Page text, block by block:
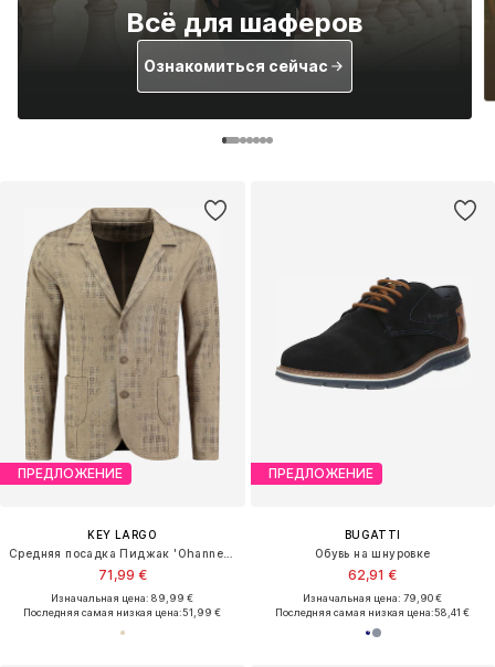
ПРЕДЛОЖЕНИЕ
KEY LARGO
71,99 €
Изначальная цена: 89,99 €
Последняя самая низкая цена:51,99 €
ПРЕДЛОЖЕНИЕ
BUGATTI
Обувь на шнуровке
62,91 €
Изначальная цена: 79,90 €
Последняя самая низкая цена:58,41 €
Всё для шаферов
Ознакомиться сейчас